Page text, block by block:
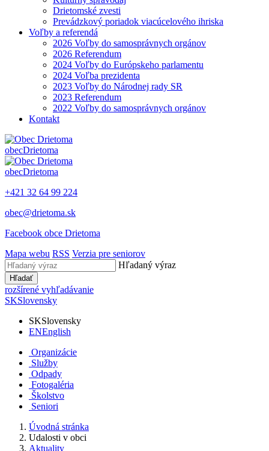
Drietomské zvesti
Prevádzkový poriadok viacúcelového ihriska
Voľby a referendá
2026 Voľby do samosprávnych orgánov
2026 Referendum
2024 Voľby do Európskeho parlamentu
2024 Voľba prezidenta
2023 Voľby do Národnej rady SR
2023 Referendum
2022 Voľby do samosprávnych orgánov
Kontakt
obecDrietoma
obecDrietoma
+421 32 64 99 224
obec@drietoma.sk
Facebook obce Drietoma
Mapa webu RSS Verzia pre seniorov
Hľadaný výraz
Hľadať
rozšírené vyhľadávanie
SKSlovensky
SKSlovensky
ENEnglish
Organizácie
Služby
Odpady
Fotogaléria
Školstvo
Seniori
Úvodná stránka
Udalosti v obci
Aktuality